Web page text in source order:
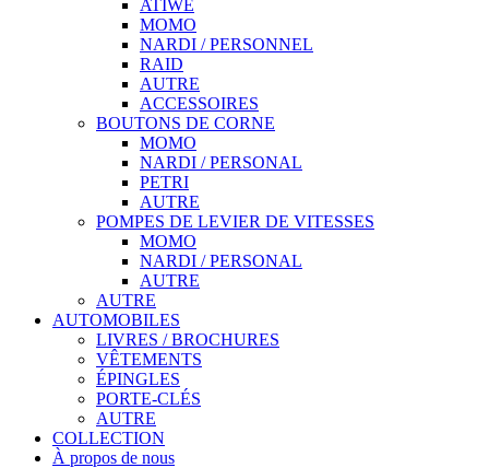
ATIWE
MOMO
NARDI / PERSONNEL
RAID
AUTRE
ACCESSOIRES
BOUTONS DE CORNE
MOMO
NARDI / PERSONAL
PETRI
AUTRE
POMPES DE LEVIER DE VITESSES
MOMO
NARDI / PERSONAL
AUTRE
AUTRE
AUTOMOBILES
LIVRES / BROCHURES
VÊTEMENTS
ÉPINGLES
PORTE-CLÉS
AUTRE
COLLECTION
À propos de nous